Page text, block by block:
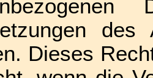
Dieses